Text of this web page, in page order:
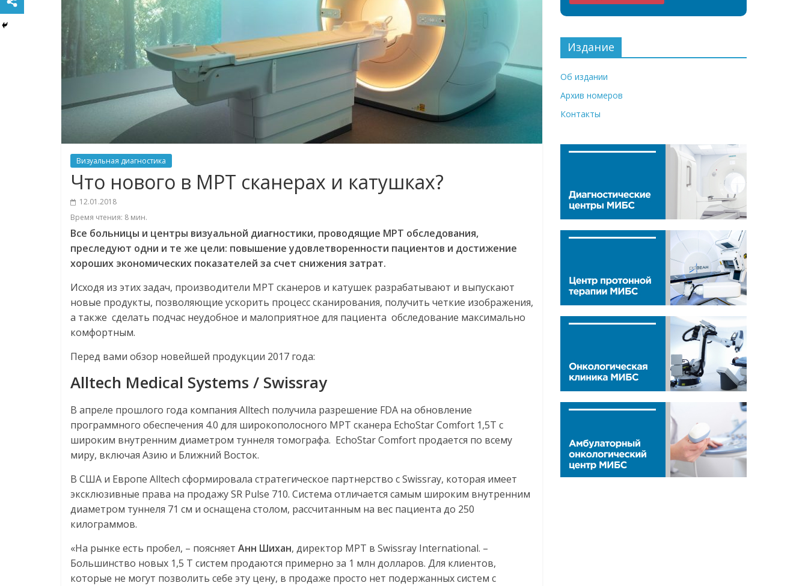
Визуальная диагностика
Что нового в МРТ сканерах и катушках?
12.01.2018
Время чтения: 8 мин.
Все больницы и центры визуальной диагностики, проводящие МРТ обследования,
преследуют одни и те же цели: повышение удовлетворенности пациентов и достижение
хороших экономических показателей за счет снижения затрат.
Исходя из этих задач, производители МРТ сканеров и катушек разрабатывают и выпускают
новые продукты, позволяющие ускорить процесс сканирования, получить четкие изображения,
а также сделать подчас неудобное и малоприятное для пациента обследование максимально
комфортным.
Перед вами обзор новейшей продукции 2017 года:
Alltech Medical Systems / Swissray
В апреле прошлого года компания Alltech получила разрешение FDA на обновление
программного обеспечения 4.0 для широкополосного МРТ сканера EchoStar Comfort 1,5T с
широким внутренним диаметром туннеля томографа. EchoStar Comfort продается по всему
миру, включая Азию и Ближний Восток.
В США и Европе Alltech сформировала стратегическое партнерство с Swissray, которая имеет
эксклюзивные права на продажу SR Pulse 710. Система отличается самым широким внутренним
диаметром туннеля 71 см и оснащена столом, рассчитанным на вес пациента до 250
килограммов.
«На рынке есть пробел, – поясняет Анн Шихан, директор МРТ в Swissray International. –
Большинство новых 1,5 Т систем продаются примерно за 1 млн долларов. Для клиентов,
которые не могут позволить себе эту цену, в продаже просто нет подержанных систем с
Издание
Об издании
Архив номеров
Контакты